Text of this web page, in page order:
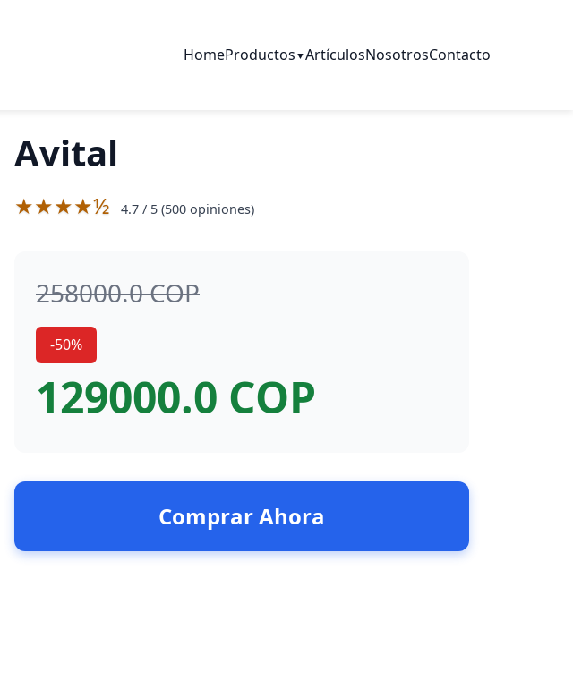
HomeProductos ▼ArtículosNosotrosContacto
Avital
★★★★½ 4.7 / 5 (500 opiniones)
258000.0 COP
-50%
129000.0 COP
Comprar Ahora